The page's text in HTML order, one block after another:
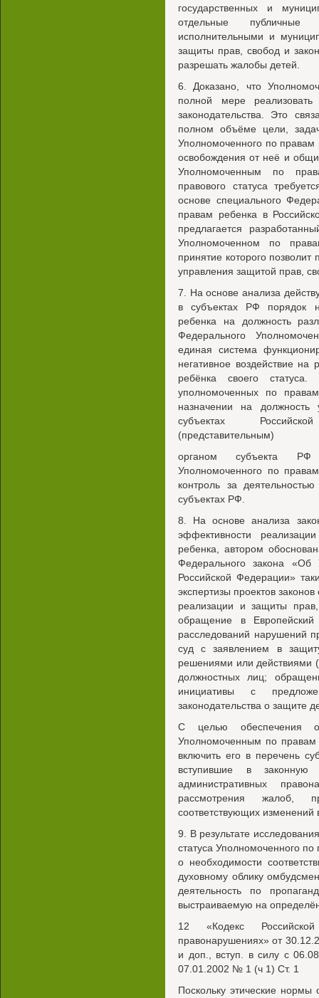
государственных и
отдельные публичные
исполнительными и
защиты прав, свобод и
разрешать жалобы детей.
6. Доказано, что
полной мере
законодательства. Это
полном объёме цели,
Уполномоченного по правам
освобождения от неё и
Уполномоченным по
правового статуса
основе специального
правам ребенка в
предлагается
Уполномоченном по
принятие которого позволит
управления защитой прав,
7. На основе анализа
в субъектах РФ порядок
ребенка на должность
Федерального
единая система
негативное воздействие
ребёнка своего
уполномоченных по
назначении на
субъектах
(представительным)
органом субъекта РФ
Уполномоченного по
контроль за
субъектах РФ.
8. На основе анализа
эффективности
ребенка, автором
Федерального закона
Российской Федерации»
экспертизы проектов
реализации и защиты
обращение в
расследований нарушений
суд с заявлением в
решениями или действиями
должностных лиц;
инициативы с
законодательства о защите
С целью обеспечения
Уполномоченным по правам
включить его в перечень
вступившие в
административных
рассмотрения жалоб,
соответствующих
9. В результате
статуса Уполномоченного
о необходимости
духовному облику
деятельность по
выстраиваемую на
12 «Кодекс
правонарушениях» от
и доп., вступ. в силу с
07.01.2002 № 1 (ч 1) Ст. 1
Поскольку этические